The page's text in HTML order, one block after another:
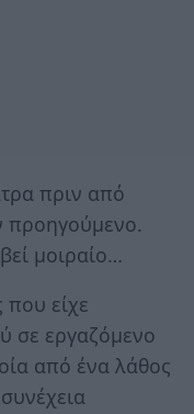
πριν από
προηγούμενο.
μοιραίο…
που είχε
σε εργαζόμενο
από ένα λάθος